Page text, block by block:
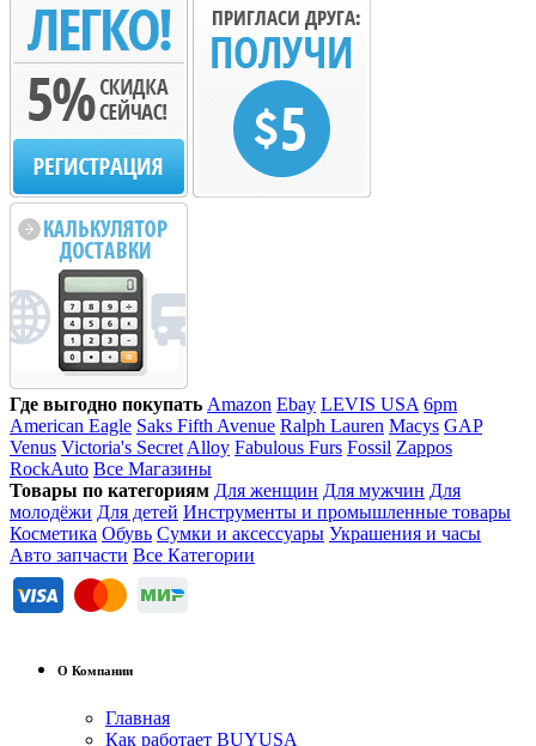
Где выгодно покупать Amazon Ebay LEVIS USA 6pm
American Eagle Saks Fifth Avenue Ralph Lauren Macys GAP
Venus Victoria's Secret Alloy Fabulous Furs Fossil Zappos
RockAuto Все Магазины
Товары по категориям Для женщин Для мужчин Для
молодёжи Для детей Инструменты и промышленные товары
Косметика Обувь Сумки и аксессуары Украшения и часы
Авто запчасти Все Категории
О Компании
Главная
Как работает BUYUSA